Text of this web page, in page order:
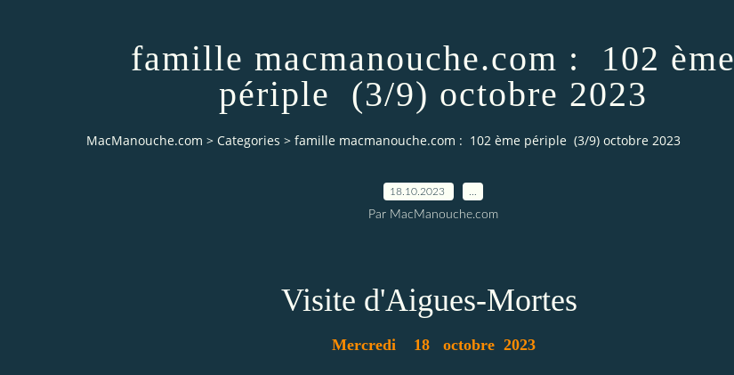
famille macmanouche.com : 102 ème
périple (3/9) octobre 2023
MacManouche.com > Categories > famille macmanouche.com : 102 ème périple (3/9) octobre 2023
18.10.2023
Par MacManouche.com
Visite d'Aigues-Mortes
Mercredi 18 octobre 2023